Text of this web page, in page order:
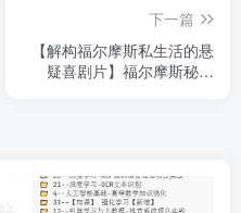
下一篇
【解构福尔摩斯私生活的悬
疑喜剧片】福尔摩斯秘史